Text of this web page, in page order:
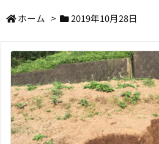
ホーム > 2019年10月28日